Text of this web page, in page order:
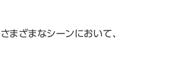
さまざまなシーンにおいて、